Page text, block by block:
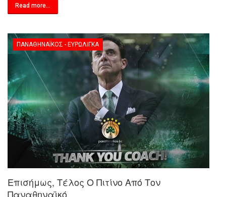
Read more...
ΠΑΝΑΘΗΝΑΪΚΌΣ - ΕΥΡΩΛΊΓΚΑ
Επισήμως, Τέλος Ο Πιτίνο Από Τον
Παναθηναϊκό